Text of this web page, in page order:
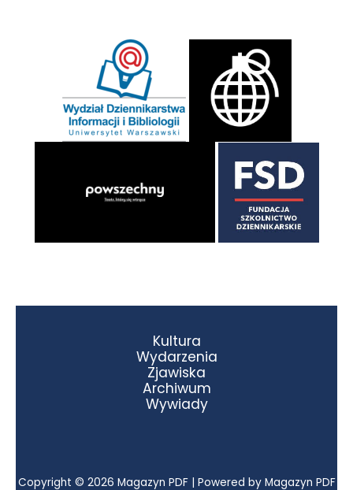
Kultura
Wydarzenia
Zjawiska
Archiwum
Wywiady
Copyright © 2026 Magazyn PDF | Powered by Magazyn PDF